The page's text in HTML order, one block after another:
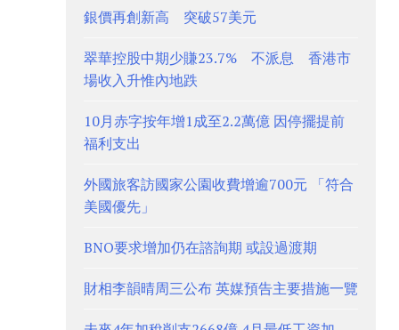
銀價再創新高 突破57美元
翠華控股中期少賺23.7% 不派息 香港市
場收入升惟內地跌
10月赤字按年增1成至2.2萬億 因停擺提前
福利支出
外國旅客訪國家公園收費增逾700元 「符合
美國優先」
BNO要求增加仍在諮詢期 或設過渡期
財相李韻晴周三公布 英媒預告主要措施一覽